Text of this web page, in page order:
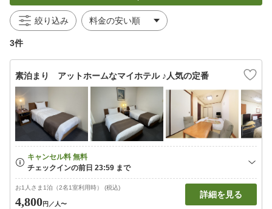
絞り込み
3件
素泊まり アットホームなマイホテル ♪人気の定番
お1人さま1泊（2名1室利用時） (税込)
4,800円 ／人〜
詳細を見る